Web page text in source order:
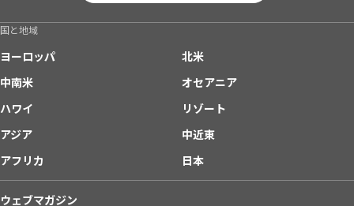
国と地域
ヨーロッパ
北米
中南米
オセアニア
ハワイ
リゾート
アジア
中近東
アフリカ
日本
ウェブマガジン